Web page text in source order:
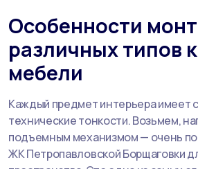
Особенности
различных типов
мебели
Каждый предмет интерьера имеет
технические тонкости. Возьмем,
подъемным механизмом — очень
ЖК Петропавловской Борщаговки